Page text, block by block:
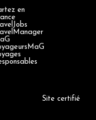
en
Site certifié